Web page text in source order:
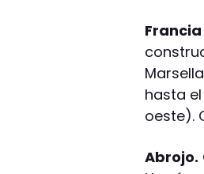
hasta
oeste).
Abrojo.